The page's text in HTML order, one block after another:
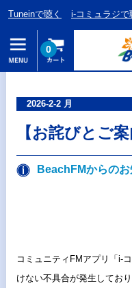
Tuneinで聴く i-コミュラジで
0
2026-2-2 月
【お詫びとご案
BeachFMからの
コミュニティFMアプリ「i-
けない不具合が発生しており